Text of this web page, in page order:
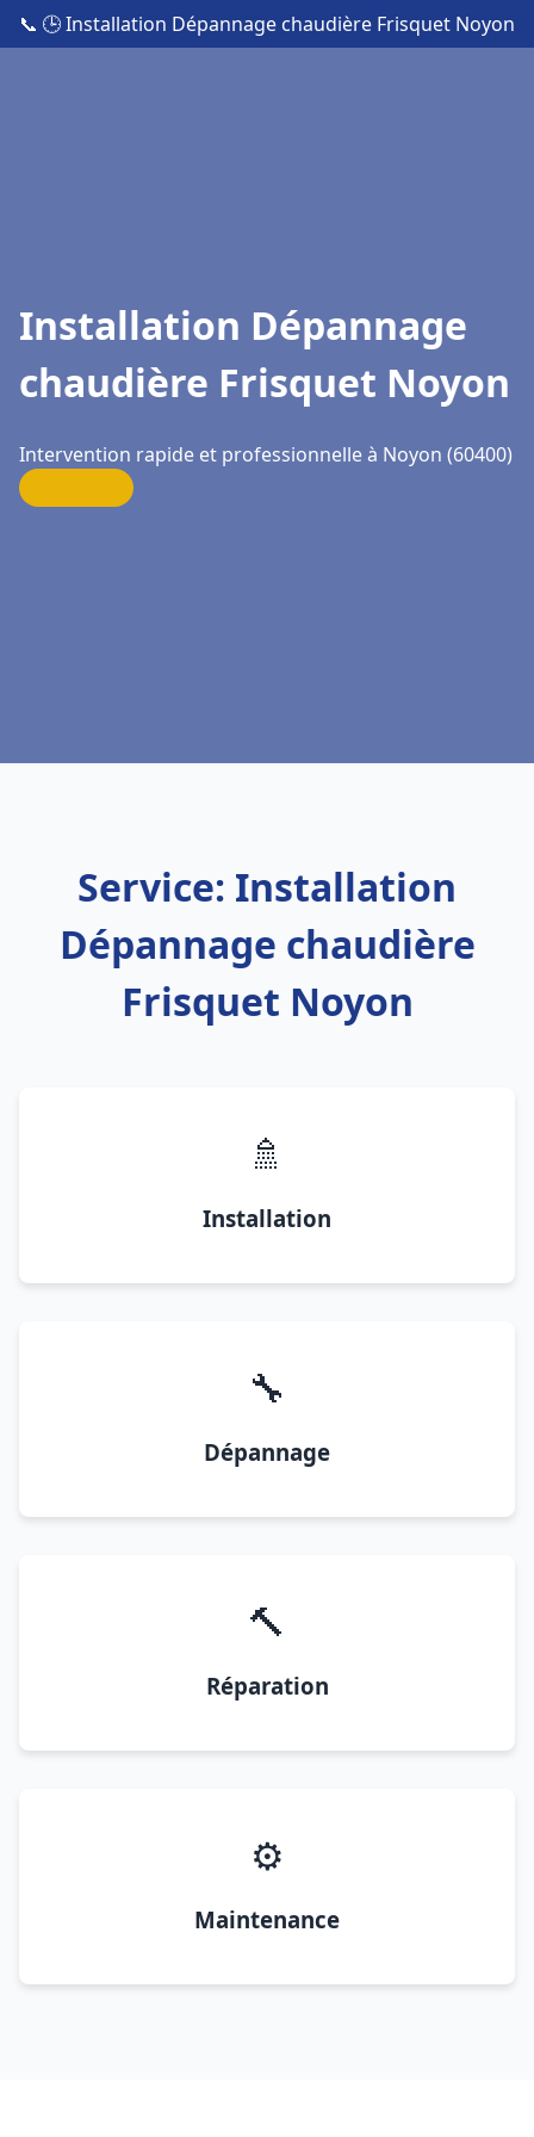
📞 🕒 Installation Dépannage chaudière Frisquet Noyon
Installation Dépannage
chaudière Frisquet Noyon
Intervention rapide et professionnelle à Noyon (60400)
Service: Installation
Dépannage chaudière
Frisquet Noyon
🚿
Installation
🔧
Dépannage
🔨
Réparation
⚙️
Maintenance